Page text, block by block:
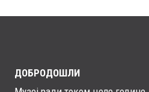
ДОБРОДОШЛИ